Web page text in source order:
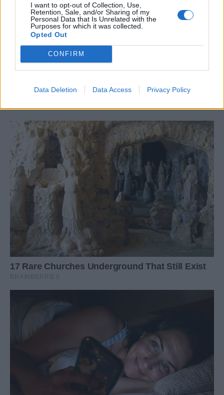
I want to opt-out of Collection, Use,
Retention, Sale, and/or Sharing of my
Personal Data that Is Unrelated with the
Purposes for which it was collected.
Opted Out
CONFIRM
Data Deletion Data Access Privacy Policy